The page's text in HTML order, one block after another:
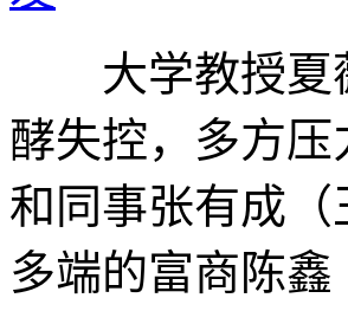
大学教授夏薇
酵失控，多方
和同事张有成
多端的富商陈